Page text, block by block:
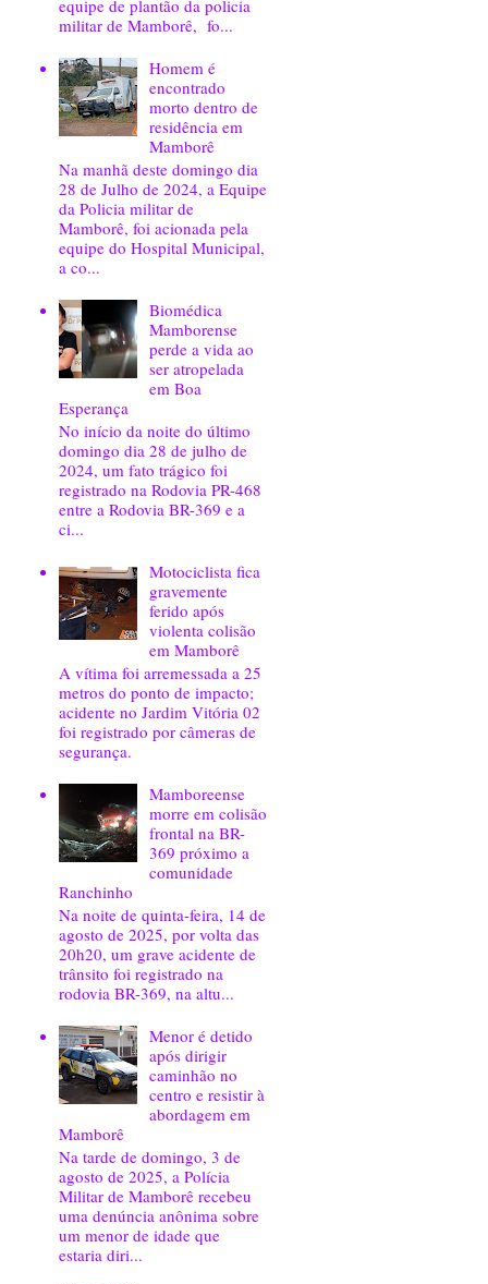
equipe de plantão da policia
militar de Mamborê, fo...
Homem é
encontrado
morto dentro de
residência em
Mamborê
Na manhã deste domingo dia
28 de Julho de 2024, a Equipe
da Policia militar de
Mamborê, foi acionada pela
equipe do Hospital Municipal,
a co...
Biomédica
Mamborense
perde a vida ao
ser atropelada
em Boa
Esperança
No início da noite do último
domingo dia 28 de julho de
2024, um fato trágico foi
registrado na Rodovia PR-468
entre a Rodovia BR-369 e a
ci...
Motociclista fica
gravemente
ferido após
violenta colisão
em Mamborê
A vítima foi arremessada a 25
metros do ponto de impacto;
acidente no Jardim Vitória 02
foi registrado por câmeras de
segurança.
Mamboreense
morre em colisão
frontal na BR-
369 próximo a
comunidade
Ranchinho
Na noite de quinta-feira, 14 de
agosto de 2025, por volta das
20h20, um grave acidente de
trânsito foi registrado na
rodovia BR-369, na altu...
Menor é detido
após dirigir
caminhão no
centro e resistir à
abordagem em
Mamborê
Na tarde de domingo, 3 de
agosto de 2025, a Polícia
Militar de Mamborê recebeu
uma denúncia anônima sobre
um menor de idade que
estaria diri...